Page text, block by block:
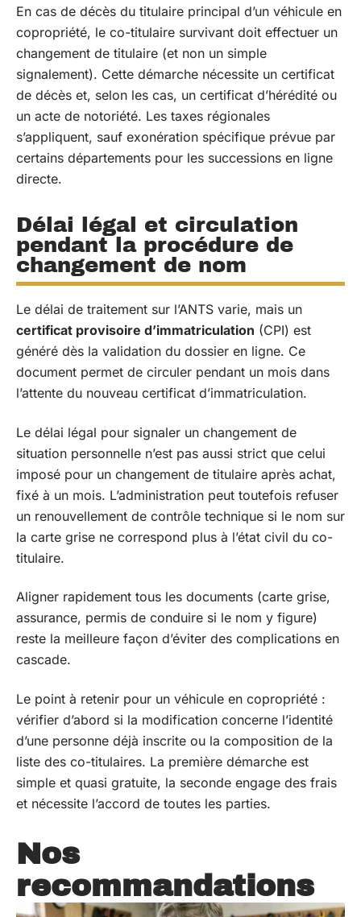
En cas de décès du titulaire principal d’un véhicule en
copropriété, le co-titulaire survivant doit effectuer un
changement de titulaire (et non un simple
signalement). Cette démarche nécessite un certificat
de décès et, selon les cas, un certificat d’hérédité ou
un acte de notoriété. Les taxes régionales
s’appliquent, sauf exonération spécifique prévue par
certains départements pour les successions en ligne
directe.
Délai légal et circulation
pendant la procédure de
changement de nom
Le délai de traitement sur l’ANTS varie, mais un
certificat provisoire d’immatriculation (CPI) est
généré dès la validation du dossier en ligne. Ce
document permet de circuler pendant un mois dans
l’attente du nouveau certificat d’immatriculation.
Le délai légal pour signaler un changement de
situation personnelle n’est pas aussi strict que celui
imposé pour un changement de titulaire après achat,
fixé à un mois. L’administration peut toutefois refuser
un renouvellement de contrôle technique si le nom sur
la carte grise ne correspond plus à l’état civil du co-
titulaire.
Aligner rapidement tous les documents (carte grise,
assurance, permis de conduire si le nom y figure)
reste la meilleure façon d’éviter des complications en
cascade.
Le point à retenir pour un véhicule en copropriété :
vérifier d’abord si la modification concerne l’identité
d’une personne déjà inscrite ou la composition de la
liste des co-titulaires. La première démarche est
simple et quasi gratuite, la seconde engage des frais
et nécessite l’accord de toutes les parties.
Nos
recommandations